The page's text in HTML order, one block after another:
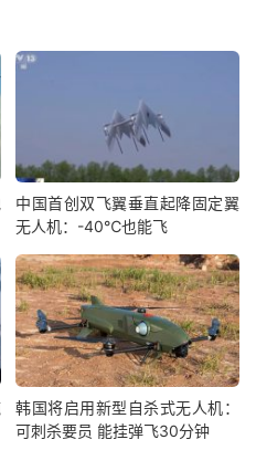
中国首创双飞翼垂直起降固定翼
无人机：-40℃也能飞
韩国将启用新型自杀式无人机：
可刺杀要员 能挂弹飞30分钟